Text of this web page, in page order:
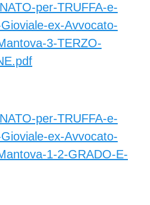
per-TRUFFA-e-
ex-Avvocato-
3-TERZO-
per-TRUFFA-e-
ex-Avvocato-
1-2-GRADO-E-